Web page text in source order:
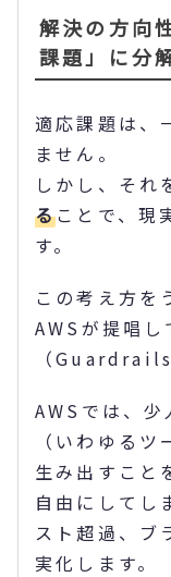
解決の方向
課題」に分
適応課題は、
ません。
しかし、それ
ることで、現
す。
この考え方を
AWSが提唱
（Guardrails
AWSでは、
（いわゆる
生み出すこと
自由にしてし
スト超過、ブ
実化します。